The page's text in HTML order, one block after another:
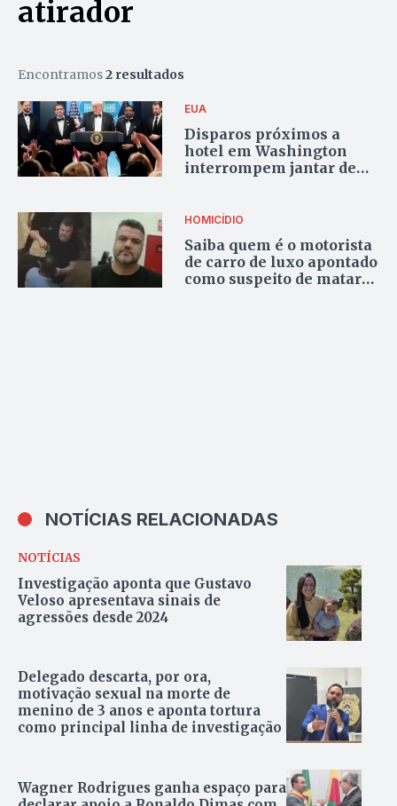
atirador
Encontramos2 resultados
EUA
Disparos próximos a
hotel em Washington
interrompem jantar de
Branca
HOMICÍDIO
Saiba quem é o motorista
de carro de luxo apontado
como suspeito de matar
NOTÍCIAS RELACIONADAS
NOTÍCIAS
Investigação aponta que Gustavo
Veloso apresentava sinais de
agressões desde 2024
Delegado descarta, por ora,
motivação sexual na morte de
menino de 3 anos e aponta tortura
como principal linha de investigação
Wagner Rodrigues ganha espaço para